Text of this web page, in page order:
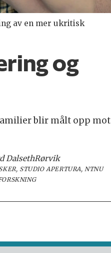
av en mer ukritisk
og
blir målt opp mot
DalsethRørvik
STUDIO APERTURA, NTNU